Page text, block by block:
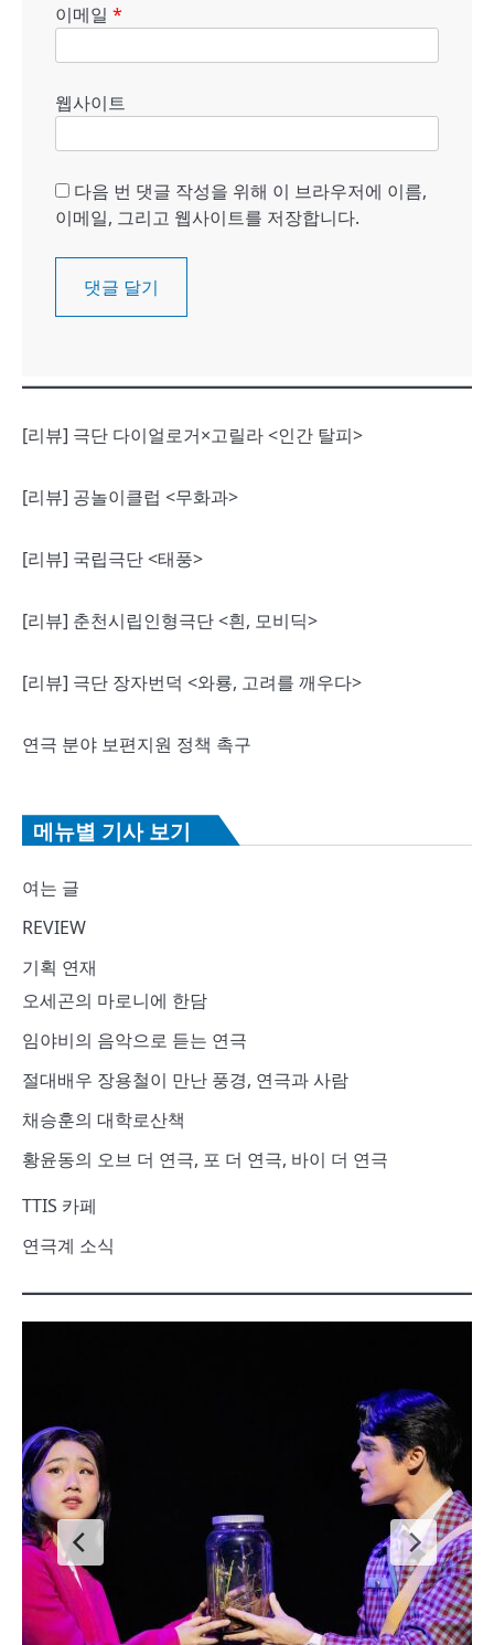
이메일 *
웹사이트
다음 번 댓글 작성을 위해 이 브라우저에 이름,
이메일, 그리고 웹사이트를 저장합니다.
[리뷰] 극단 다이얼로거×고릴라 <인간 탈피>
[리뷰] 공놀이클럽 <무화과>
[리뷰] 국립극단 <태풍>
[리뷰] 춘천시립인형극단 <흰, 모비딕>
[리뷰] 극단 장자번덕 <와룡, 고려를 깨우다>
연극 분야 보편지원 정책 촉구
메뉴별 기사 보기
여는 글
REVIEW
기획 연재
오세곤의 마로니에 한담
임야비의 음악으로 듣는 연극
절대배우 장용철이 만난 풍경, 연극과 사람
채승훈의 대학로산책
황윤동의 오브 더 연극, 포 더 연극, 바이 더 연극
TTIS 카페
연극계 소식